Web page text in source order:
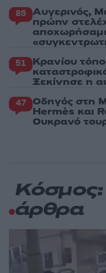
85 Αυγερινός,
πρώην
αποχωρήσαμε
51 Κρανίου
Ξεκίνησε η
47 Οδηγός στη
Hermès και
Ουκρανό
Κόσμος:
άρθρα